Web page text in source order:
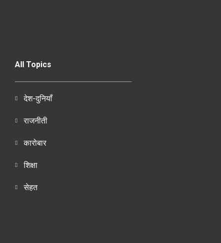
All Topics
देश-दुनियाँ
राजनीती
कारोबार
शिक्षा
सेहत